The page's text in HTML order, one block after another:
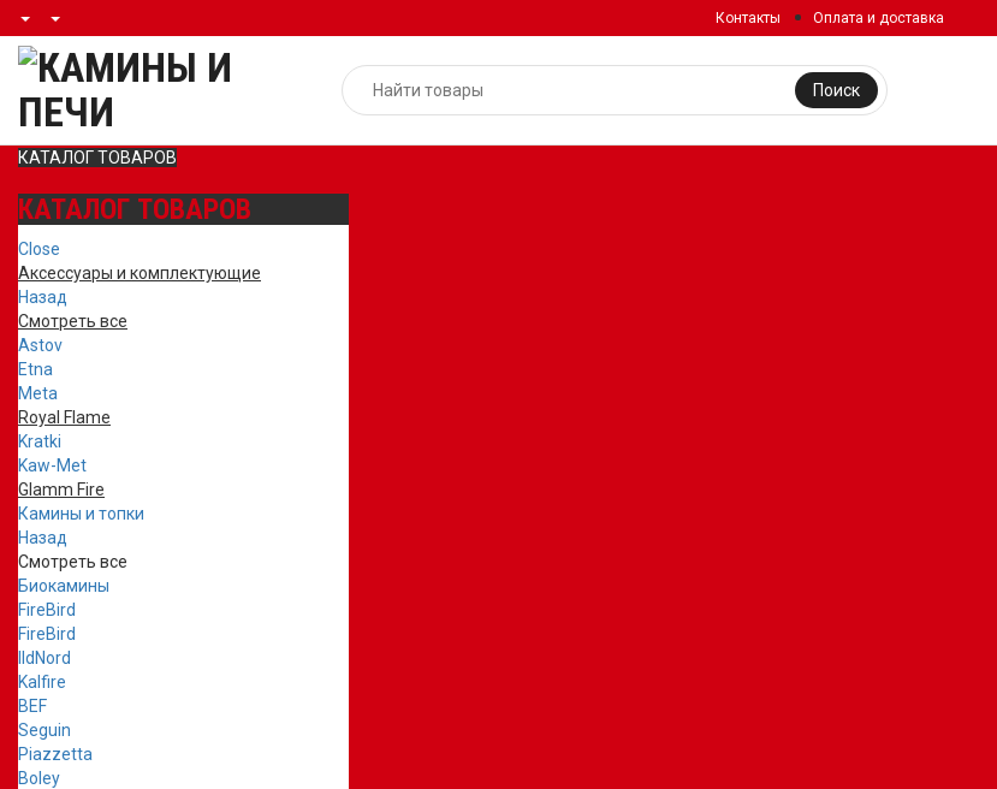
Контакты Оплата и доставка
Поиск
КАТАЛОГ ТОВАРОВ
КАТАЛОГ ТОВАРОВ
Close
Аксессуары и комплектующие
Назад
Смотреть все
Astov
Etna
Meta
Royal Flame
Kratki
Kaw-Met
Glamm Fire
Камины и топки
Назад
Смотреть все
Биокамины
FireBird
FireBird
IldNord
Kalfire
BEF
Seguin
Piazzetta
Boley